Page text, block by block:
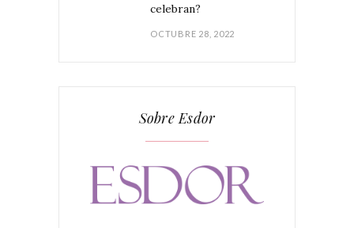
celebran?
OCTUBRE 28, 2022
Sobre Esdor